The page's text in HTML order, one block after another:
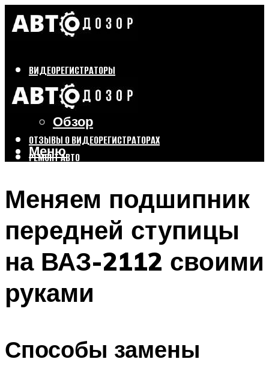
ВИДЕОРЕГИСТРАТОРЫ
Бренды
Выбор
Обзор
ОТЗЫВЫ О ВИДЕОРЕГИСТРАТОРАХ
РЕМОНТ АВТО
Меню
Меняем подшипник
передней ступицы
на ВАЗ-2112 своими
руками
Способы замены